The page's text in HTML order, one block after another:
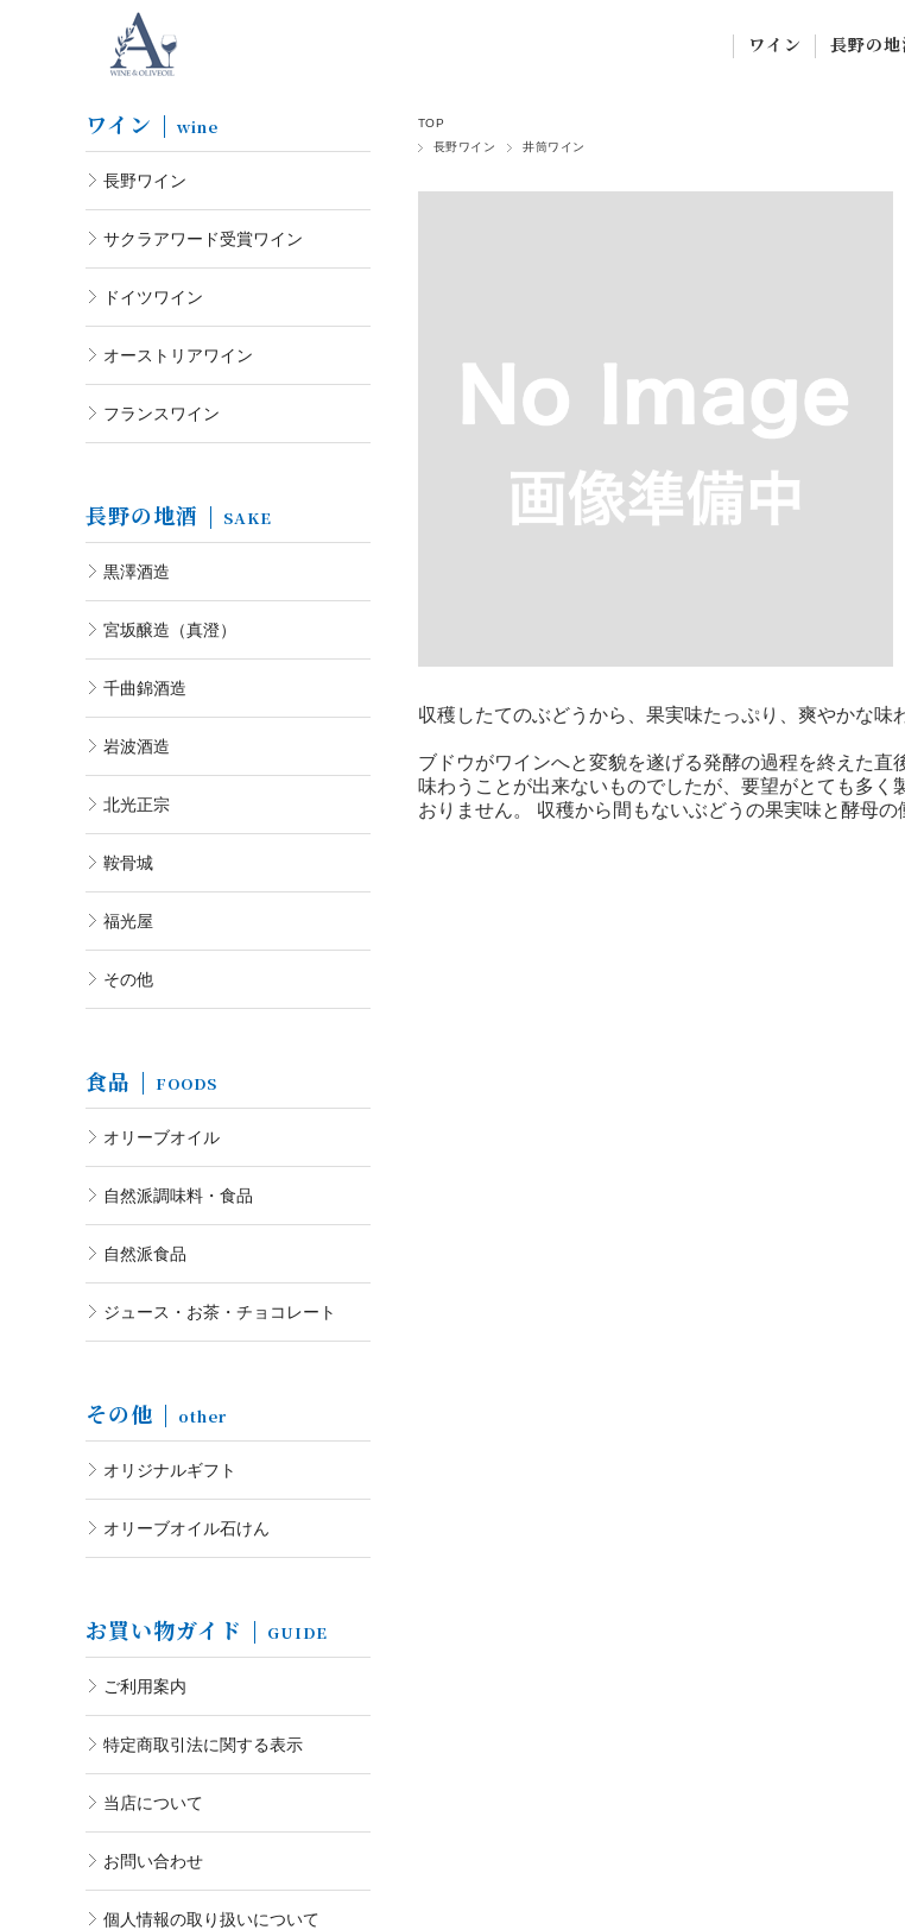
ワイン 長野の地
千曲錦酒造
福光屋
TOP
長野ワイン
井筒ワイン
収穫したてのぶどうから、果実味たっぷり、爽やかな味
ブドウがワインへと変貌を遂げる発酵の過程を終えた
味わうことが出来ないものでしたが、要望がとても多
おりません。 収穫から間もないぶどうの果実味と酵母
ワイン wine
長野ワイン
サクラアワード受賞ワイン
ドイツワイン
オーストリアワイン
フランスワイン
長野の地酒 SAKE
黒澤酒造
宮坂醸造（真澄）
千曲錦酒造
岩波酒造
北光正宗
鞍骨城
福光屋
その他
食品 FOODS
オリーブオイル
自然派調味料・食品
自然派食品
ジュース・お茶・チョコレート
その他 other
オリジナルギフト
オリーブオイル石けん
お買い物ガイド GUIDE
ご利用案内
特定商取引法に関する表示
当店について
お問い合わせ
個人情報の取り扱いについて